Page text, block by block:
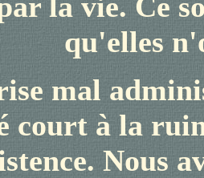
qu'elles
mal
court à la
Nous